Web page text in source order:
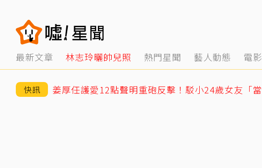
最新文章 林志玲曬帥兒照 熱門星聞 藝人動態 電影
快訊